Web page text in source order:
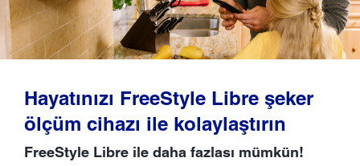
Hayatınızı FreeStyle Libre şeker
ölçüm cihazı ile kolaylaştırın
FreeStyle Libre ile daha fazlası mümkün!